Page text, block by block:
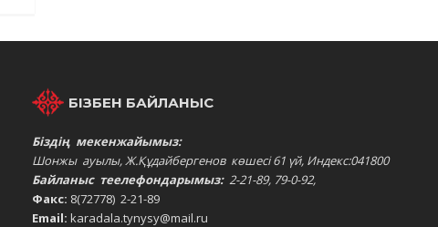
БІЗБЕН БАЙЛАНЫС
Біздің мекенжайымыз:
Шонжы ауылы, Ж.Құдайбергенов көшесі 61 үй, Индекс:041800
Байланыс теелефондарымыз: 2-21-89, 79-0-92,
Факс: 8(72778) 2-21-89
Email: karadala.tynysy@mail.ru